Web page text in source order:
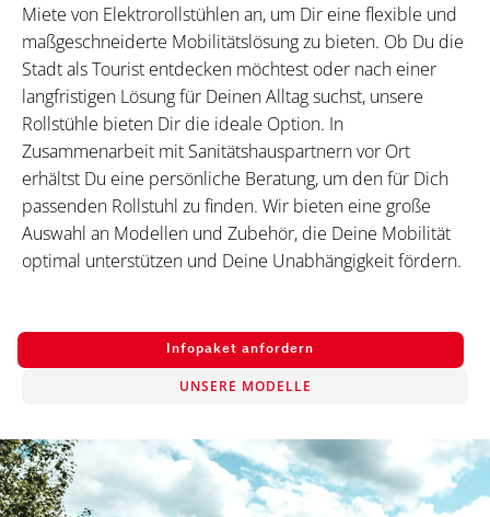
Miete von Elektrorollstühlen an, um Dir eine flexible und
maßgeschneiderte Mobilitätslösung zu bieten. Ob Du die
Stadt als Tourist entdecken möchtest oder nach einer
langfristigen Lösung für Deinen Alltag suchst, unsere
Rollstühle bieten Dir die ideale Option. In
Zusammenarbeit mit Sanitätshauspartnern vor Ort
erhältst Du eine persönliche Beratung, um den für Dich
passenden Rollstuhl zu finden. Wir bieten eine große
Auswahl an Modellen und Zubehör, die Deine Mobilität
optimal unterstützen und Deine Unabhängigkeit fördern.
Infopaket anfordern
UNSERE MODELLE